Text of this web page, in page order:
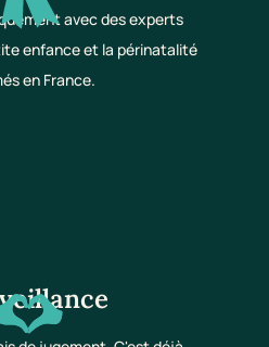
avec des experts
enfance et la périnatalité
en France.